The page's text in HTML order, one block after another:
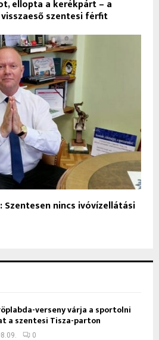
ellopta a kerékpárt – a
szentesi férfit
Szentesen nincs ivóvízellátási
verseny várja a sportolni
a szentesi Tisza-parton
0